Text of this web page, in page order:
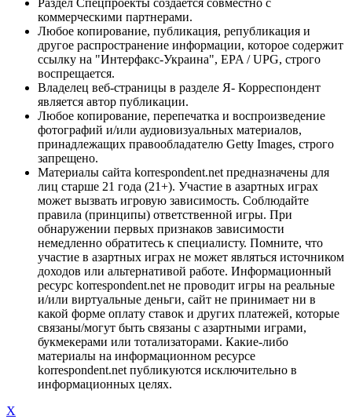
Раздел Спецпроекты создается совместно с
коммерческими партнерами.
Любое копирование, публикация, републикация и
другое распространение информации, которое содержит
ссылку на "Интерфакс-Украина", EPA / UPG, строго
воспрещается.
Владелец веб-страницы в разделе Я- Корреспондент
является автор публикации.
Любое копирование, перепечатка и воспроизведение
фотографий и/или аудиовизуальных материалов,
принадлежащих правообладателю Getty Images, строго
запрещено.
Материалы сайта korrespondent.net предназначены для
лиц старше 21 года (21+). Участие в азартных играх
может вызвать игровую зависимость. Соблюдайте
правила (принципы) ответственной игры. При
обнаружении первых признаков зависимости
немедленно обратитесь к специалисту. Помните, что
участие в азартных играх не может являться источником
доходов или альтернативой работе. Информационный
ресурс korrespondent.net не проводит игры на реальные
и/или виртуальные деньги, сайт не принимает ни в
какой форме оплату ставок и других платежей, которые
связаны/могут быть связаны с азартными играми,
букмекерами или тотализаторами. Какие-либо
материалы на информационном ресурсе
korrespondent.net публикуются исключительно в
информационных целях.
X